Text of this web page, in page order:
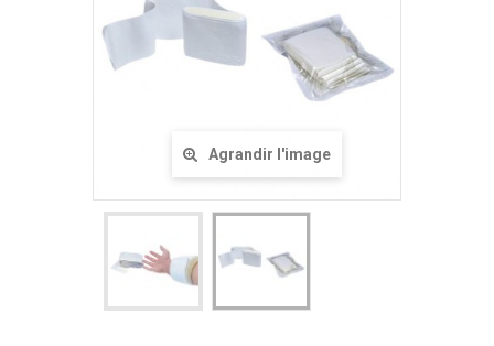
Agrandir l'image